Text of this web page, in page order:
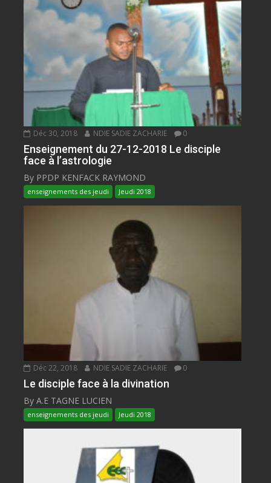
Déc 30, 2018 NDIE SADIE ZACHARIE 0
Enseignement du 27-12-2018 Le disciple
face à l’astrologie
By PPDP KENFACK RAYMOND
enseignements des jeudi Jeudi 2018
Déc 22, 2018 NDIE SADIE ZACHARIE 0
Le disciple face à la divination
By A.E TAGNE LUCIEN
enseignements des jeudi Jeudi 2018